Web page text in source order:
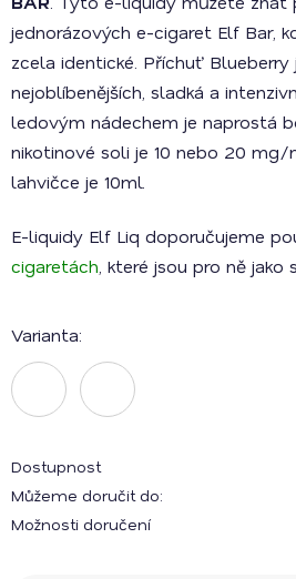
jednorázových e-cigaret Elf Bar,
zcela identické. Příchuť Blueberry
nejoblíbenějších, sladká a
ledovým nádechem je naprostá
nikotinové soli je 10 nebo 20
lahvičce je 10ml.
E-liquidy Elf Liq doporučujeme
cigaretách , které jsou pro ně jako
Varianta:
Dostupnost
Můžeme doručit do:
Možnosti doručení